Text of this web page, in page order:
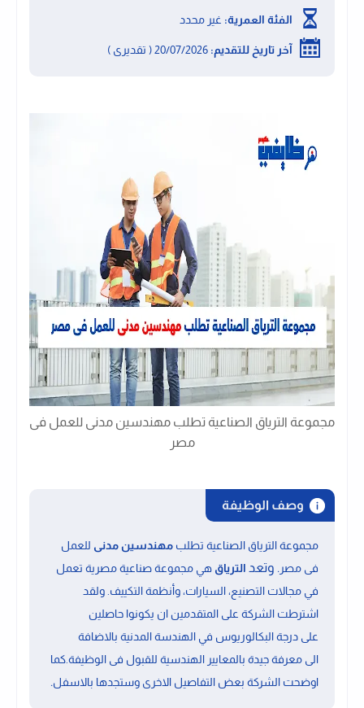
الفئة العمرية: غير محدد
آخر تاريخ للتقديم:
مجموعة الترياق الصناعية تطلب مهندسين مدنى للعمل فى
مصر
وصف الوظيفة
مجموعة الترياق الصناعية تطلب مهندسين مدنى للعمل
فى مصر. وتعد الترياق هي مجموعة صناعية مصرية تعمل
في مجالات التصنيع، السيارات، وأنظمة التكييف. ولقد
اشترطت الشركة على المتقدمين ان يكونوا حاصلين
على درجة البكالوريوس في الهندسة المدنية بالاضافة
الى معرفة جيدة بالمعايير الهندسية للقبول فى الوظيفة.كما
اوضحت الشركة بعض التفاصيل الاخرى وستجدها بالاسفل.